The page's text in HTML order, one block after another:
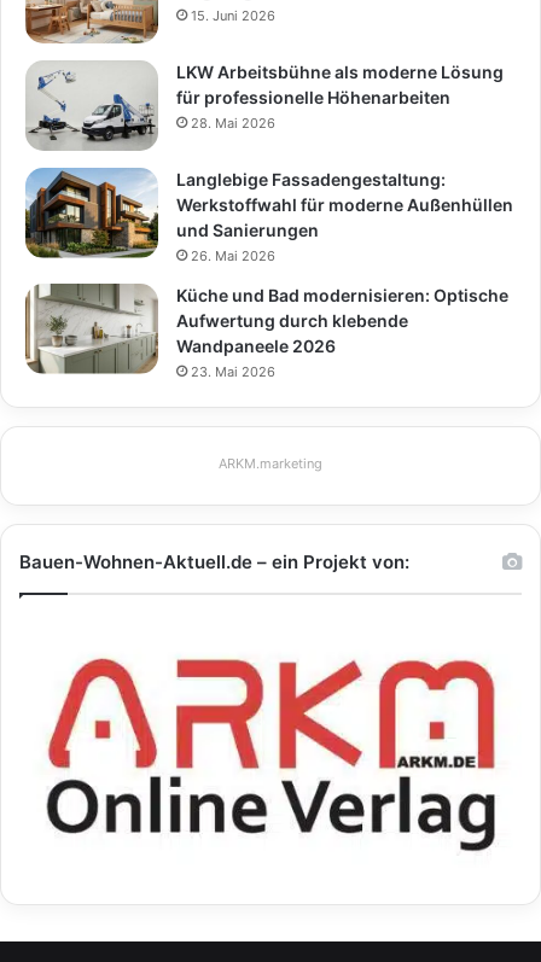
15. Juni 2026
LKW Arbeitsbühne als moderne Lösung
für professionelle Höhenarbeiten
28. Mai 2026
Langlebige Fassadengestaltung:
Werkstoffwahl für moderne Außenhüllen
und Sanierungen
26. Mai 2026
Küche und Bad modernisieren: Optische
Aufwertung durch klebende
Wandpaneele 2026
23. Mai 2026
ARKM.marketing
Bauen-Wohnen-Aktuell.de – ein Projekt von: